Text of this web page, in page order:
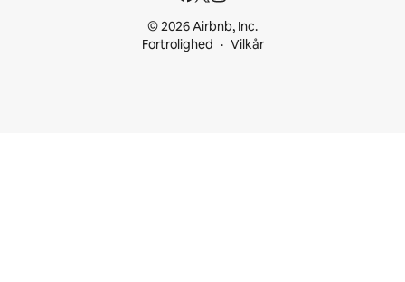
© 2026 Airbnb, Inc.
Fortrolighed
Vilkår